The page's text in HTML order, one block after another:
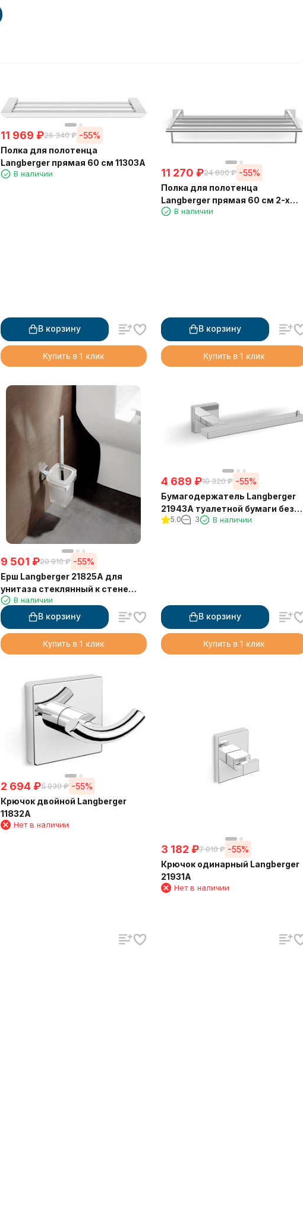
11 969 ₽26 340 ₽ -55%
Полка для полотенца
Langberger прямая 60 см 11303A
В наличии
В корзину
Купить в 1 клик
11 270 ₽24 800 ₽ -55%
Полка для полотенца
Langberger прямая 60 см 2-х
этажная 11803B
В наличии
В корзину
Купить в 1 клик
9 501 ₽20 910 ₽ -55%
Ерш Langberger 21825A для
унитаза стеклянный к стене
квадратный
В наличии
В корзину
Купить в 1 клик
4 689 ₽10 320 ₽ -55%
Бумагодержатель Langberger
21943A туалетной бумаги без
крышки квадратный
5.0 3 В наличии
В корзину
Купить в 1 клик
2 694 ₽5 930 ₽ -55%
Крючок двойной Langberger
11832A
Нет в наличии
3 182 ₽7 010 ₽ -55%
Крючок одинарный Langberger
21931A
Нет в наличии